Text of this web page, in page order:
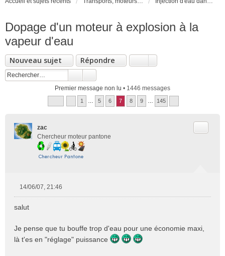
Dopage d'un moteur à explosion à la
vapeur d'eau
Nouveau sujet Répondre
Premier message non lu • 1446 messages
1 5 6 7 8 9 145
zac
Chercheur moteur pantone
s
a
g
14/06/07, 21:46
salut
Je pense que tu bouffe trop d'eau pour une économie maxi,
là t'es en "réglage" puissance